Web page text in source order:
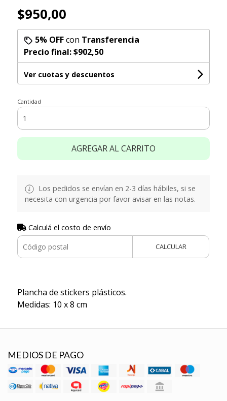
$950,00
5% OFFcon Transferencia
Precio final:$902,50
Ver cuotas y descuentos
Cantidad
AGREGAR AL CARRITO
Los pedidos se envían en 2-3 días hábiles, si se
necesita con urgencia por favor avisar en las notas.
Calculá el costo de envío
CALCULAR
Plancha de stickers plásticos.
Medidas: 10 x 8 cm
MEDIOS DE PAGO